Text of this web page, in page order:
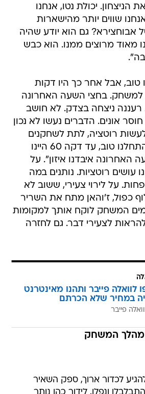
הניצחון. יכולת נטו, אנחנו
שווים יותר מהישארות
אבוחצירא? גם הוא יודע שהיה
מאוד מרוצים ממנו. הוא כבש
טוב, אבל אחר כך היו דקות
למשחק. בחצי השעה האחרונה
רעננה ניצחה בצדק. לא חושב
אונים. הדברים נעשו לא נכון
רוטציה, לתת לשחקנים
שלא קיבלו דקות. התחלנו טוב, עד דקה 60 היינו
איבדנו איזון". על
עושים רוטציות. נותנים במה
על לירוי צעירי, ששוב לא
כפול, ז'והאן מתח את השריר
המשחק לוקח אותך למקומות
לצעירי דבר. גם לחזרה
לוואלה פייבר ותהנו מאינטרנט
במחיר שלא הכרתם
פייבר
מהלך המשחק
לכדור ארוך, ספק השאיר
ונפלו. לידור כהן נותר